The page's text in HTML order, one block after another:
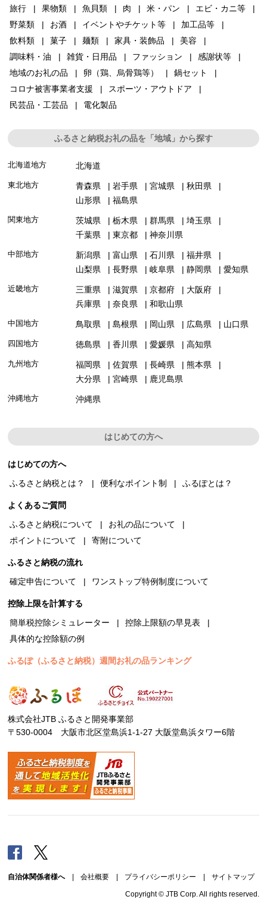
旅行 果物類 魚貝類 肉 米・パン
エビ・カニ等
野菜類
お酒 イベントやチケット等
加工品等
飲料類
菓子 麺類 家具・装飾品
美容
調味料・油
雑貨・日用品 ファッション
感謝状等
地域のお礼の品
卵（鶏、烏骨鶏等）
鍋セット
コロナ被害事業者支援
スポーツ・アウトドア
民芸品・工芸品
電化製品
ふるさと納税お礼の品を「地域」から探す
北海道地方 北海道
東北地方 青森県 岩手県 宮城県
秋田県
山形県
福島県
関東地方 茨城県 栃木県 群馬県
埼玉県
千葉県
東京都 神奈川県
中部地方 新潟県 富山県 石川県
福井県
山梨県
長野県 岐阜県 静岡県 愛知県
近畿地方 三重県 滋賀県 京都府
大阪府
兵庫県
奈良県 和歌山県
中国地方 鳥取県 島根県 岡山県 広島県 山口県
四国地方 徳島県 香川県 愛媛県 高知県
九州地方 福岡県 佐賀県 長崎県
熊本県
大分県
宮崎県 鹿児島県
沖縄地方 沖縄県
はじめての方へ
はじめての方へ
ふるさと納税とは？
便利なポイント制 ふるぽとは？
よくあるご質問
ふるさと納税について
お礼の品について
ポイントについて
寄附について
ふるさと納税の流れ
確定申告について
ワンストップ特例制度について
控除上限を計算する
簡単税控除シミュレーター
控除上限額の早見表
具体的な控除額の例
ふるぽ（ふるさと納税）週間お礼の品ランキング
株式会社JTB ふるさと開発事業部
〒530-0004 大阪市北区堂島浜1-1-27 大阪堂島浜タワー6階
Facebook
自治体関係者様へ| 会社概要 プライバシーポリシー サイトマップ
Copyright © JTB Corp. All rights reserved.